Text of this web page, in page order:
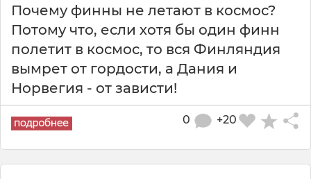
Почему финны не летают в космос?
Потому что, если хотя бы один финн
полетит в космос, то вся Финляндия
вымрет от гордости, а Дания и
Норвегия - от зависти!
+20
0